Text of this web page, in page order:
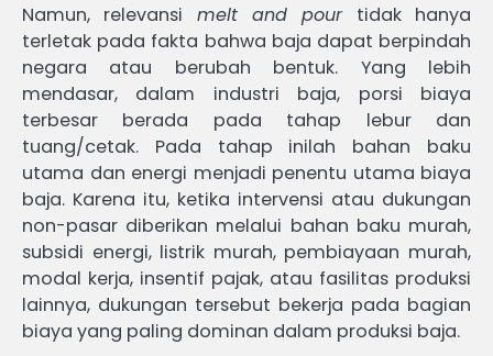
Namun, relevansi melt and pourtidak hanya
terletak pada fakta bahwa baja dapat berpindah
negara atau berubah bentuk. Yang lebih
mendasar, dalam industri baja, porsi biaya
terbesar berada pada tahap lebur dan
tuang/cetak. Pada tahap inilah bahan baku
utama dan energi menjadi penentu utama biaya
baja. Karena itu, ketika intervensi atau dukungan
non-pasar diberikan melalui bahan baku murah,
subsidi energi, listrik murah, pembiayaan murah,
modal kerja, insentif pajak, atau fasilitas produksi
lainnya, dukungan tersebut bekerja pada bagian
biaya yang paling dominan dalam produksi baja.